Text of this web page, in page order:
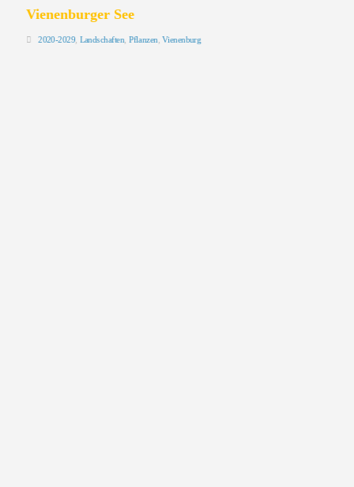
Vienenburger See
2020-2029,Landschaften ,Pflanzen ,Vienenburg